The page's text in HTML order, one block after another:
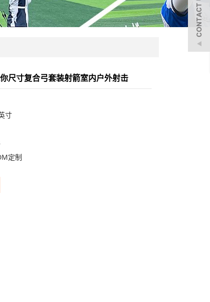
尺寸复合弓套装射箭室内户外射击
寸
定制